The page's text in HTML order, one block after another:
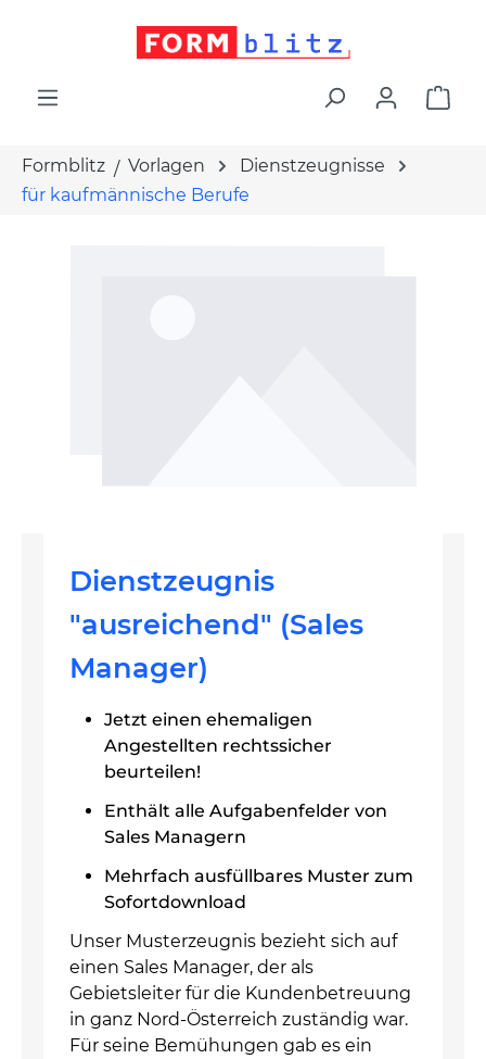
Formblitz Vorlagen
Dienstzeugnisse
für kaufmännische Berufe
Dienstzeugnis
"ausreichend" (Sales
Manager)
Jetzt einen ehemaligen
Angestellten rechtssicher
beurteilen!
Enthält alle Aufgabenfelder von
Sales Managern
Mehrfach ausfüllbares Muster zum
Sofortdownload
Unser Musterzeugnis bezieht sich auf
einen Sales Manager, der als
Gebietsleiter für die Kundenbetreuung
in ganz Nord-Österreich zuständig war.
Für seine Bemühungen gab es ein